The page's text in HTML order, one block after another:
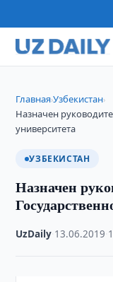
Главная›Узбекистан›
Назначен
университета
УЗБЕКИСТАН
Назначен
UzDaily 13.06.2019